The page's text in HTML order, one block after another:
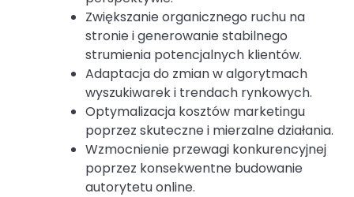
Zwiększanie organicznego ruchu na
stronie i generowanie stabilnego
strumienia potencjalnych klientów.
Adaptacja do zmian w algorytmach
wyszukiwarek i trendach rynkowych.
Optymalizacja kosztów marketingu
poprzez skuteczne i mierzalne działania.
Wzmocnienie przewagi konkurencyjnej
poprzez konsekwentne budowanie
autorytetu online.